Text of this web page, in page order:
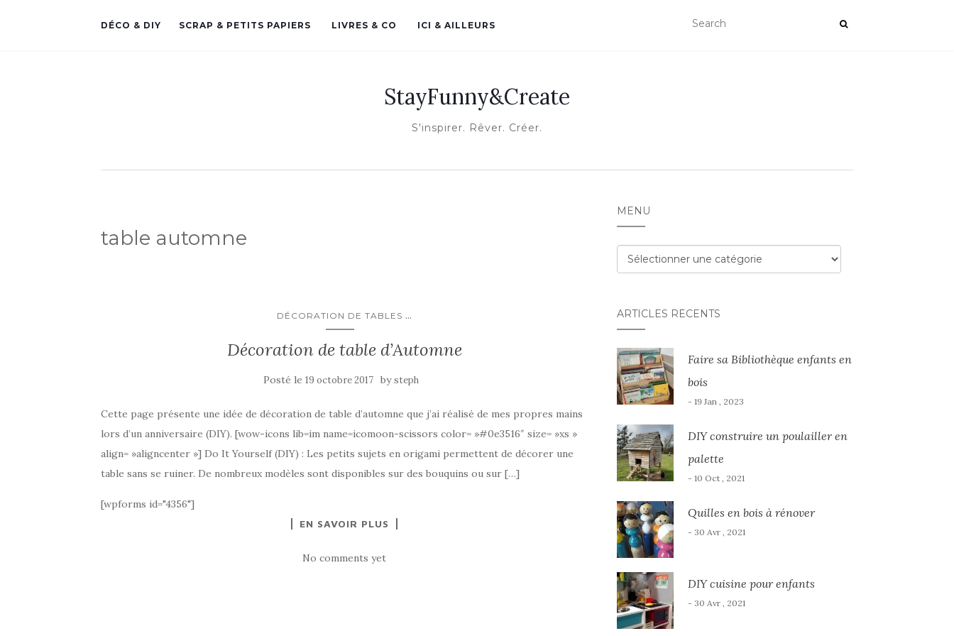
DÉCO & DIY SCRAP & PETITS PAPIERS LIVRES & CO ICI & AILLEURS
StayFunny&Create
S'inspirer. Rêver. Créer.
table automne
DÉCORATION DE TABLES ...
Décoration de table d’Automne
Posté le 19 octobre 2017 bysteph
Cette page présente une idée de décoration de table d’automne que j’ai réalisé de mes propres mains
lors d’un anniversaire (DIY). [wow-icons lib=im name=icomoon-scissors color= »#0e3516″ size= »xs »
align= »aligncenter »] Do It Yourself (DIY) : Les petits sujets en origami permettent de décorer une
table sans se ruiner. De nombreux modèles sont disponibles sur des bouquins ou sur […]
[wpforms id="4356"]
EN SAVOIR PLUS
No comments yet
MENU
Menu
ARTICLES RÉCENTS
Faire sa Bibliothèque enfants en
bois
- 19 Jan , 2023
DIY construire un poulailler en
palette
- 10 Oct , 2021
Quilles en bois à rénover
- 30 Avr , 2021
DIY cuisine pour enfants
- 30 Avr , 2021